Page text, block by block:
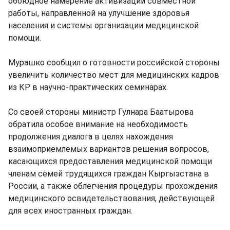
работы, направленной на улучшение здоровья
населения и системы организации медицинской
помощи.
Мурашко сообщил о готовности российской стороны
увеличить количество мест для медицинских кадров
из КР в научно-практических семинарах.
Со своей стороны министр Гулнара Баатырова
обратила особое внимание на необходимость
продолжения диалога в целях нахождения
взаимоприемлемых вариантов решения вопросов,
касающихся предоставления медицинской помощи
членам семей трудящихся граждан Кыргызстана в
России, а также облегчения процедуры прохождения
медицинского освидетельствования, действующей
для всех иностранных граждан.